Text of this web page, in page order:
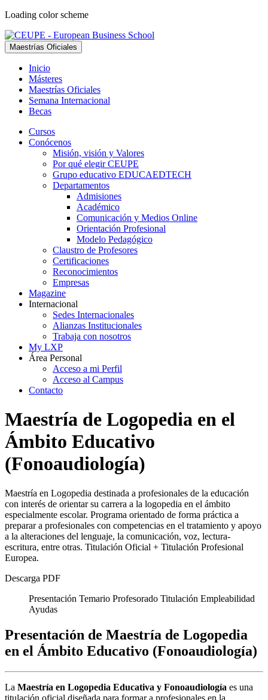
Loading color scheme
Maestrías Oficiales
Inicio
Másteres
Maestrías Oficiales
Semana Internacional
Becas
Cursos
Conócenos
Misión, visión y Valores
Por qué elegir CEUPE
Grupo educativo EDUCAEDTECH
Departamentos
Admisiones
Académico
Comunicación y Medios Online
Orientación Profesional
Modelo Pedagógico
Claustro de Profesores
Certificaciones
Reconocimientos
Empresas
Magazine
Internacional
Sedes Internacionales
Alianzas Institucionales
Trabaja con nosotros
My LXP
Área Personal
Acceso a mi Perfil
Acceso al Campus
Contacto
Maestría de Logopedia en el
Ámbito Educativo
(Fonoaudiología)
Maestría en Logopedia destinada a profesionales de la educación
con interés de orientar su carrera a la logopedia en el ámbito
especialmente escolar. Programa orientado de forma práctica a
preparar a profesionales con competencias en el tratamiento y apoyo
a la alteraciones del lenguaje, la comunicación, voz, lectura-
escritura, entre otras. Titulación Oficial + Titulación Profesional
Europea.
Descarga PDF
Presentación Temario Profesorado Titulación Empleabilidad
Ayudas
Presentación de Maestría de Logopedia
en el Ámbito Educativo (Fonoaudiología)
La Maestría en Logopedia Educativa y Fonoaudiología es una
titulación oficial diseñada para formar a profesionales en la